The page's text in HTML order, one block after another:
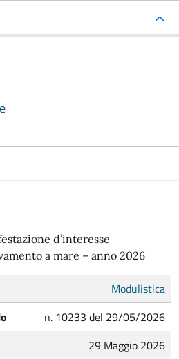
d’interesse
a mare – anno 2026
Modulistica
n. 10233 del 29/05/2026
29 Maggio 2026